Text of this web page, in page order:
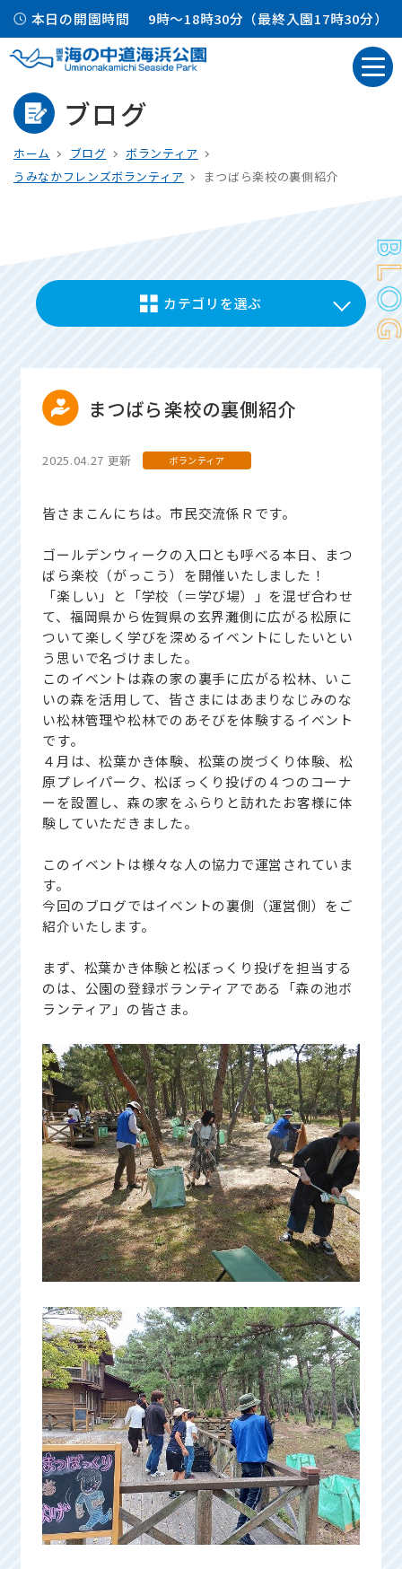
本日の開園時間 9時～18時30分（最終入園17時30分）
ブログ
ホーム ブログ
ボランティア
うみなかフレンズボランティア
まつばら楽校の裏側紹介
カテゴリを選ぶ
まつばら楽校の裏側紹介
2025.04.27 更新 ボランティア
皆さまこんにちは。市民交流係Ｒです。
ゴールデンウィークの入口とも呼べる本日、まつ
ばら楽校（がっこう）を開催いたしました！
「楽しい」と「学校（＝学び場）」を混ぜ合わせ
て、福岡県から佐賀県の玄界灘側に広がる松原に
ついて楽しく学びを深めるイベントにしたいとい
う思いで名づけました。
このイベントは森の家の裏手に広がる松林、いこ
いの森を活用して、皆さまにはあまりなじみのな
い松林管理や松林でのあそびを体験するイベント
です。
４月は、松葉かき体験、松葉の炭づくり体験、松
原プレイパーク、松ぼっくり投げの４つのコーナ
ーを設置し、森の家をふらりと訪れたお客様に体
験していただきました。
このイベントは様々な人の協力で運営されていま
す。
今回のブログではイベントの裏側（運営側）をご
紹介いたします。
まず、松葉かき体験と松ぼっくり投げを担当する
のは、公園の登録ボランティアである「森の池ボ
ランティア」の皆さま。